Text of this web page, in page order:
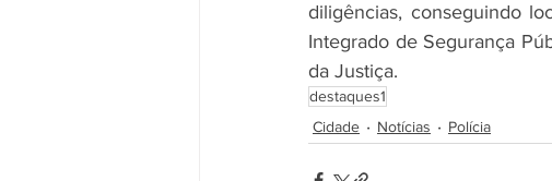
diligências, conseguindo
Integrado de Segurança
da Justiça.
destaques1
Cidade
Notícias Polícia